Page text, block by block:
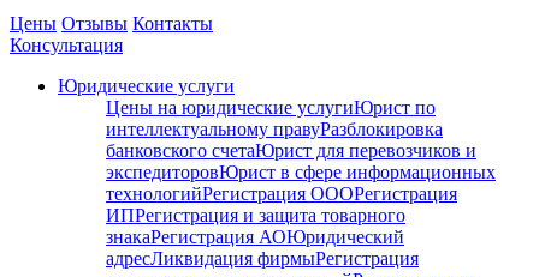
Цены Отзывы Контакты
Консультация
Юридические услуги
Цены на юридические услугиЮрист по
интеллектуальному правуРазблокировка
банковского счетаЮрист для перевозчиков и
экспедиторовЮрист в сфере информационных
технологийРегистрация ОООРегистрация
ИПРегистрация и защита товарного
знакаРегистрация АОЮридический
адресЛиквидация фирмыРегистрация